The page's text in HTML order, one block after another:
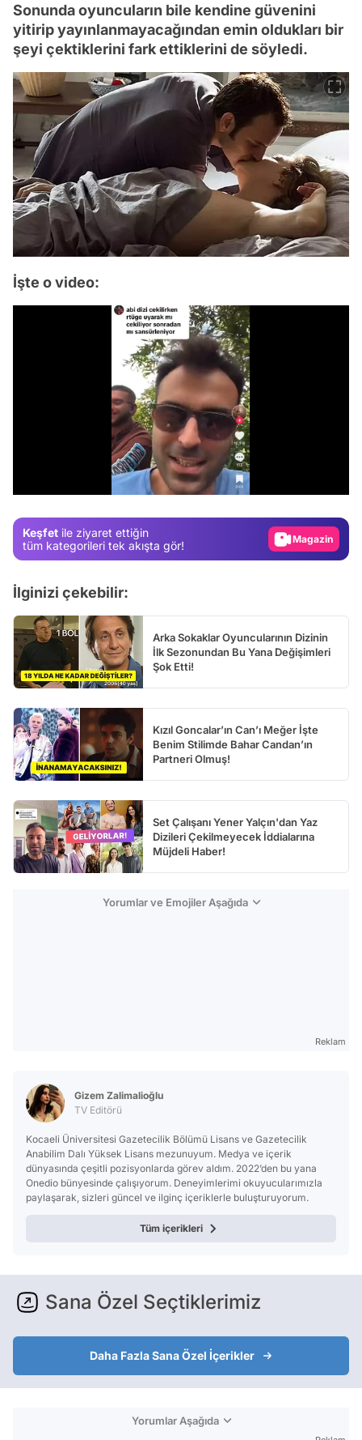
Sonunda oyuncuların bile kendine güvenini
yitirip yayınlanmayacağından emin oldukları bir
şeyi çektiklerini fark ettiklerini de söyledi.
İşte o video:
Keşfet ile ziyaret ettiğin
tüm kategorileri tek akışta gör!
Magazin
Video
İlginizi çekebilir:
Arka Sokaklar Oyuncularının Dizinin
İlk Sezonundan Bu Yana Değişimleri
Şok Etti!
Kızıl Goncalar’ın Can’ı Meğer İşte
Benim Stilimde Bahar Candan’ın
Partneri Olmuş!
Set Çalışanı Yener Yalçın'dan Yaz
Dizileri Çekilmeyecek İddialarına
Müjdeli Haber!
Yorumlar ve Emojiler Aşağıda
Reklam
Gizem Zalimalioğlu
TV Editörü
Kocaeli Üniversitesi Gazetecilik Bölümü Lisans ve Gazetecilik
Anabilim Dalı Yüksek Lisans mezunuyum. Medya ve içerik
dünyasında çeşitli pozisyonlarda görev aldım. 2022’den bu yana
Onedio bünyesinde çalışıyorum. Deneyimlerimi okuyucularımızla
paylaşarak, sizleri güncel ve ilginç içeriklerle buluşturuyorum.
Tüm içerikleri
Sana Özel Seçtiklerimiz
Daha Fazla Sana Özel İçerikler
Yorumlar Aşağıda